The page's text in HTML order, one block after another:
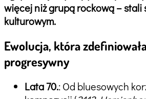
więcej niż grupą rockową – stali
kulturowym.
Ewolucja, która
progresywny
Lata 70.: Od bluesowych